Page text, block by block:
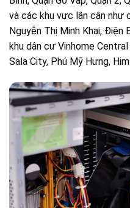
và các khu vực lân cận như
Nguyễn Thị Minh Khai, Điện
khu dân cư Vinhome
Sala City, Phú Mỹ Hưng,